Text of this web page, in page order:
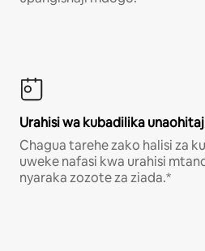
Urahisi wa kubadilika
Chagua tarehe zako halisi za
uweke nafasi kwa urahisi
nyaraka zozote za ziada.*